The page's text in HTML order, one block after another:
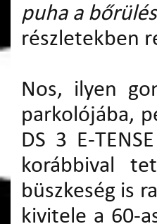
puha a
részletekben
Nos, ilyen
parkolójába,
DS 3 E-
korábbival
büszkeség is
kivitele a 60-